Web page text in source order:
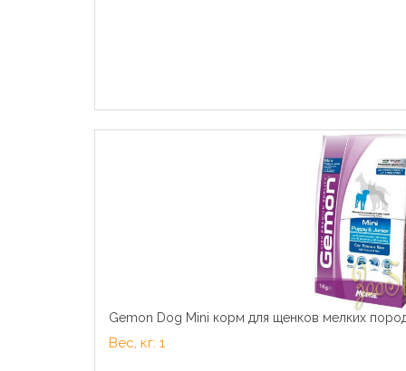
Gemon Dog Mini корм для щенков мелких
Вес, кг: 1